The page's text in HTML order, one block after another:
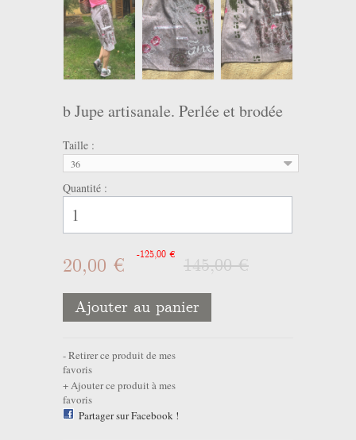
b Jupe artisanale. Perlée et brodée
Taille :
36
Quantité :
20,00 € -125,00 €
145,00 €
Ajouter au panier
Retirer ce produit de mes
favoris
Ajouter ce produit à mes
favoris
Partager sur Facebook !